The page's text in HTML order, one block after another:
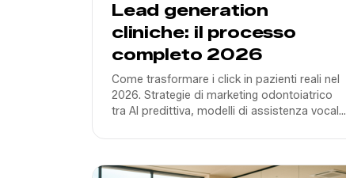
Lead generation
cliniche: il processo
completo 2026
Come trasformare i click in pazienti reali nel
2026. Strategie di marketing odontoiatrico
tra AI predittiva, modelli di assistenza vocale
per cliniche in Italia.